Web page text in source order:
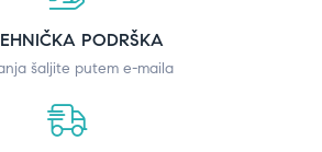
PODRŠKA
šaljite putem e-maila